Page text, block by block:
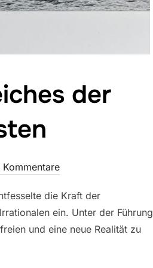
der
Kommentare
die Kraft der
ein. Unter der Führung
und eine neue Realität zu